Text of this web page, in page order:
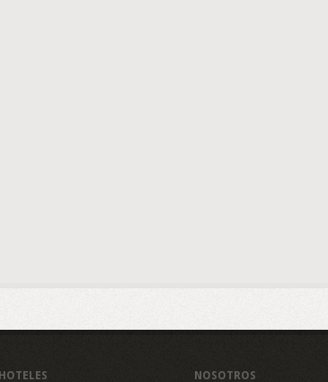
HOTELES NOSOTROS